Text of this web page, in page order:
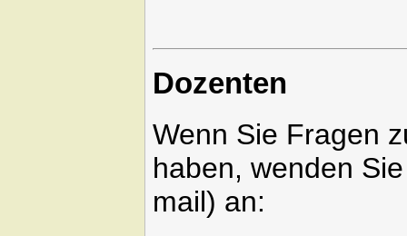
Dozenten
Wenn Sie Fragen
haben, wenden
mail) an: